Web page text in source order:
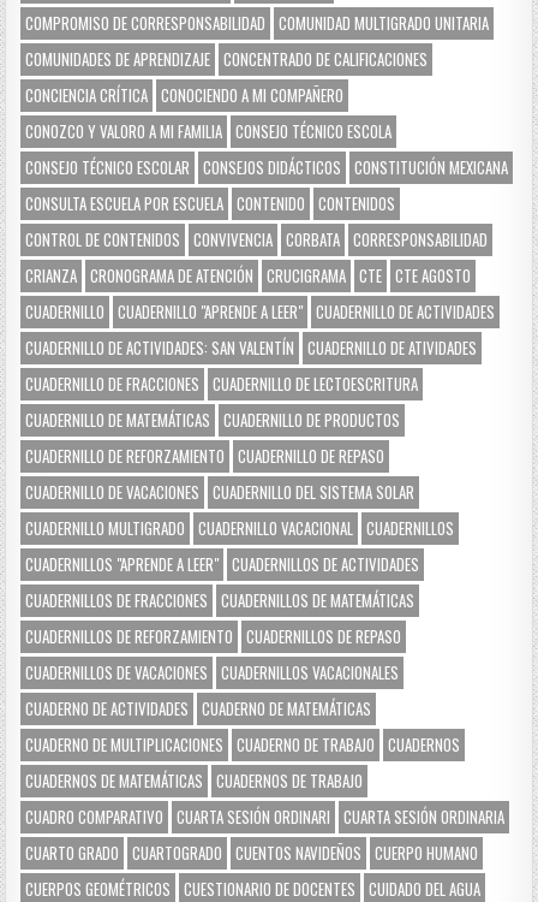
COMPROMISO DE CORRESPONSABILIDAD
COMUNIDAD MULTIGRADO UNITARIA
COMUNIDADES DE APRENDIZAJE CONCENTRADO DE CALIFICACIONES
CONCIENCIA CRÍTICA CONOCIENDO A MI COMPAÑERO
CONOZCO Y VALORO A MI FAMILIA CONSEJO TÉCNICO ESCOLA
CONSEJO TÉCNICO ESCOLAR
CONSEJOS DIDÁCTICOS
CONSTITUCIÓN MEXICANA
CONSULTA ESCUELA POR ESCUELA CONTENIDO
CONTENIDOS
CONTROL DE CONTENIDOS
CONVIVENCIA CORBATA CORRESPONSABILIDAD
CRIANZA CRONOGRAMA DE ATENCIÓN CRUCIGRAMA CTE CTE AGOSTO
CUADERNILLO
CUADERNILLO "APRENDE A LEER" CUADERNILLO DE ACTIVIDADES
CUADERNILLO DE ACTIVIDADES: SAN VALENTÍN
CUADERNILLO DE ATIVIDADES
CUADERNILLO DE FRACCIONES
CUADERNILLO DE LECTOESCRITURA
CUADERNILLO DE MATEMÁTICAS
CUADERNILLO DE PRODUCTOS
CUADERNILLO DE REFORZAMIENTO
CUADERNILLO DE REPASO
CUADERNILLO DE VACACIONES
CUADERNILLO DEL SISTEMA SOLAR
CUADERNILLO MULTIGRADO
CUADERNILLO VACACIONAL
CUADERNILLOS
CUADERNILLOS "APRENDE A LEER" CUADERNILLOS DE ACTIVIDADES
CUADERNILLOS DE FRACCIONES
CUADERNILLOS DE MATEMÁTICAS
CUADERNILLOS DE REFORZAMIENTO
CUADERNILLOS DE REPASO
CUADERNILLOS DE VACACIONES
CUADERNILLOS VACACIONALES
CUADERNO DE ACTIVIDADES
CUADERNO DE MATEMÁTICAS
CUADERNO DE MULTIPLICACIONES
CUADERNO DE TRABAJO
CUADERNOS
CUADERNOS DE MATEMÁTICAS
CUADERNOS DE TRABAJO
CUADRO COMPARATIVO
CUARTA SESIÓN ORDINARI
CUARTA SESIÓN ORDINARIA
CUARTO GRADO
CUARTOGRADO CUENTOS NAVIDEÑOS
CUERPO HUMANO
CUERPOS GEOMÉTRICOS
CUESTIONARIO DE DOCENTES
CUIDADO DEL AGUA